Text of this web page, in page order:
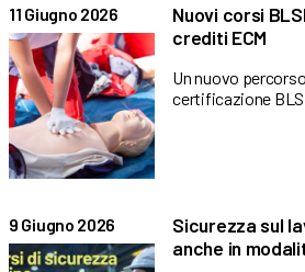
11 Giugno 2026
Nuovi corsi
crediti ECM
Un nuovo
certificazione
9 Giugno 2026
Sicurezza sul
anche in